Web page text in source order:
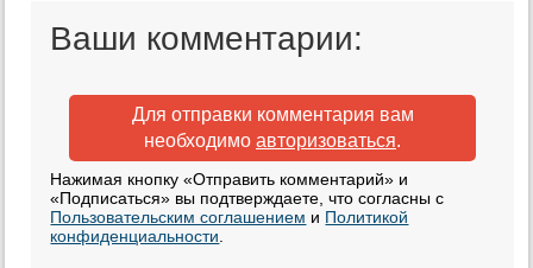
Ваши комментарии:
Для отправки комментария вам
необходимо авторизоваться.
Нажимая кнопку «Отправить комментарий» и
«Подписаться» вы подтверждаете, что согласны с
Пользовательским соглашением и Политикой
конфиденциальности